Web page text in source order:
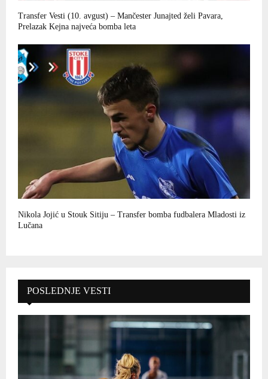
Transfer Vesti (10. avgust) – Mančester Junajted želi Pavara,
Prelazak Kejna najveća bomba leta
Nikola Jojić u Stouk Sitiju – Transfer bomba fudbalera Mladosti iz
Lučana
POSLEDNJE VESTI